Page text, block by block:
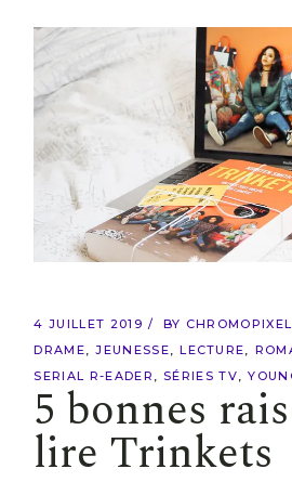
4 JUILLET 2019 BY CHROMOPIXEL
DRAME
JEUNESSE LECTURE
SERIAL R-EADER
SÉRIES TV
5 bonnes
lire Trinkets